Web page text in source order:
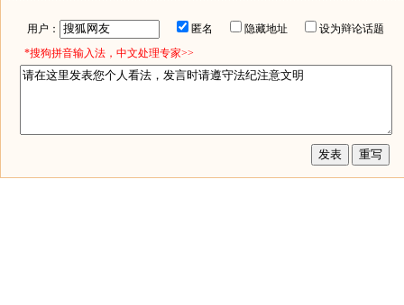
用户： 匿名 隐藏地址
设为辩论话题
*搜狗拼音输入法，中文处理专家>>